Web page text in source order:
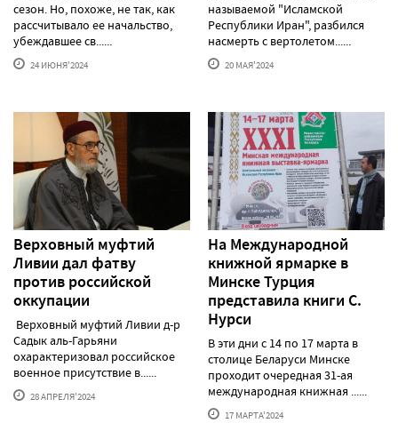
сезон. Но, похоже, не так, как
рассчитывало ее начальство,
убеждавшее св......
24 ИЮНЯ'2024
называемой "Исламской
Республики Иран", разбился
насмерть с вертолетом......
20 МАЯ'2024
Верховный муфтий
Ливии дал фатву
против российской
оккупации
Верховный муфтий Ливии д-р
Садык аль-Гарьяни
охарактеризовал российское
военное присутствие в......
28 АПРЕЛЯ'2024
На Международной
книжной ярмарке в
Минске Турция
представила книги С.
Нурси
В эти дни с 14 по 17 марта в
столице Беларуси Минске
проходит очередная 31-ая
международная книжная ......
17 МАРТА'2024